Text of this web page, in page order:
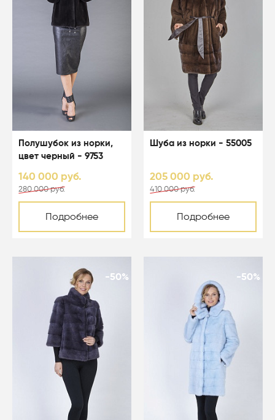
Полушубок из норки,
цвет черный - 9753
140 000 руб.
280 000 руб.
Подробнее
Шуба из норки - 55005
205 000 руб.
410 000 руб.
Подробнее
-50% -50%